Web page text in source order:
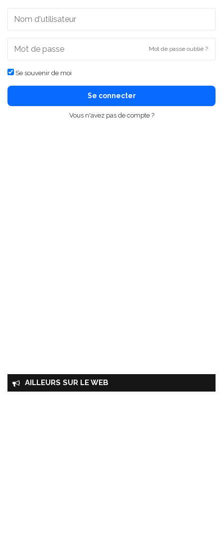
Mot de passe oublié ?
Se souvenir de moi
Se connecter
Vous n'avez pas de compte ?
AILLEURS SUR LE WEB